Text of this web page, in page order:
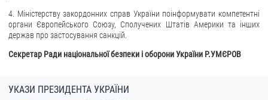
4. Міністерству закордонних справ України поінформувати компетентні
органи Європейського Союзу, Сполучених Штатів Америки та інших
держав про застосування санкцій.
Секретар Ради національноїбезпеки і оборони України Р.УМЄРОВ
УКАЗИ ПРЕЗИДЕНТА УКРАЇНИ